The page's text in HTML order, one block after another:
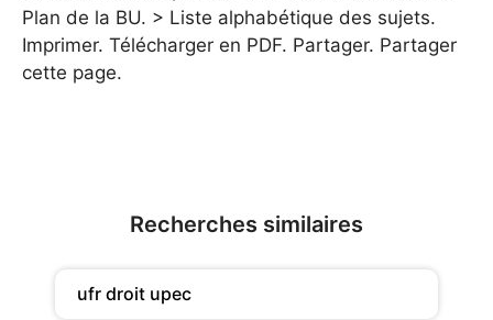
Plan de la BU. > Liste alphabétique des sujets.
Imprimer. Télécharger en PDF. Partager. Partager
cette page.
Recherches similaires
ufr droit upec